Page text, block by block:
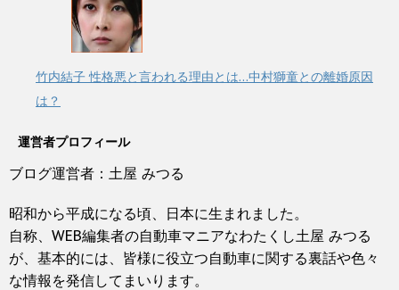
竹内結子 性格悪と言われる理由とは…中村獅童との離婚原因
は？
運営者プロフィール
ブログ運営者：土屋 みつる
昭和から平成になる頃、日本に生まれました。
自称、WEB編集者の自動車マニアなわたくし土屋 みつる
が、基本的には、皆様に役立つ自動車に関する裏話や色々
な情報を発信してまいります。